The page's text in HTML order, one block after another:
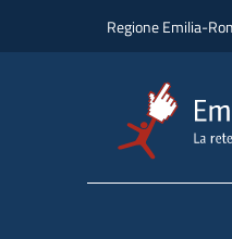
Regione Emilia-